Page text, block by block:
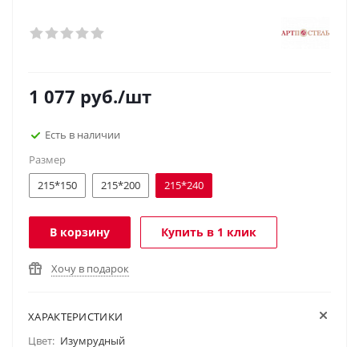
1 077 руб./шт
Есть в наличии
Размер
215*150
215*200 215*240
В корзину Купить в 1 клик
Хочу в подарок
ХАРАКТЕРИСТИКИ
Цвет: Изумрудный